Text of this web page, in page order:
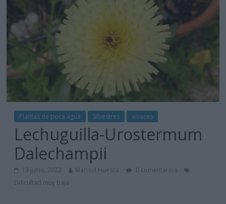
Plantas de poca agua Silvestres Vivaces
Lechuguilla-Urostermum
Dalechampii
13 junio, 2022 Marisol Huesca
0 comentarios
Dificultad muy baja